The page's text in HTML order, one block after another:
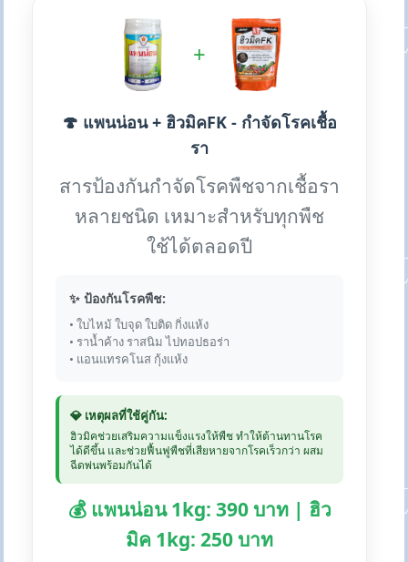
+
🍄 แพนน่อน + ฮิวมิคFK - กำจัดโรคเชื้อ
รา
สารป้องกันกำจัดโรคพืชจากเชื้อรา
หลายชนิด เหมาะสำหรับทุกพืช
ใช้ได้ตลอดปี
✨ ป้องกันโรคพืช:
• ใบไหม้ ใบจุด ใบติด กิ่งแห้ง
• ราน้ำค้าง ราสนิม ไปทอปธอร่า
• แอนแทรคโนส กุ้งแห้ง
💎 เหตุผลที่ใช้คู่กัน:
ฮิวมิคช่วยเสริมความแข็งแรงให้พืช ทำให้ต้านทานโรค
ได้ดีขึ้น และช่วยฟื้นฟูพืชที่เสียหายจากโรคเร็วกว่า ผสม
ฉีดพ่นพร้อมกันได้
💰 แพนน่อน 1kg: 390 บาท | ฮิว
มิค 1kg: 250 บาท